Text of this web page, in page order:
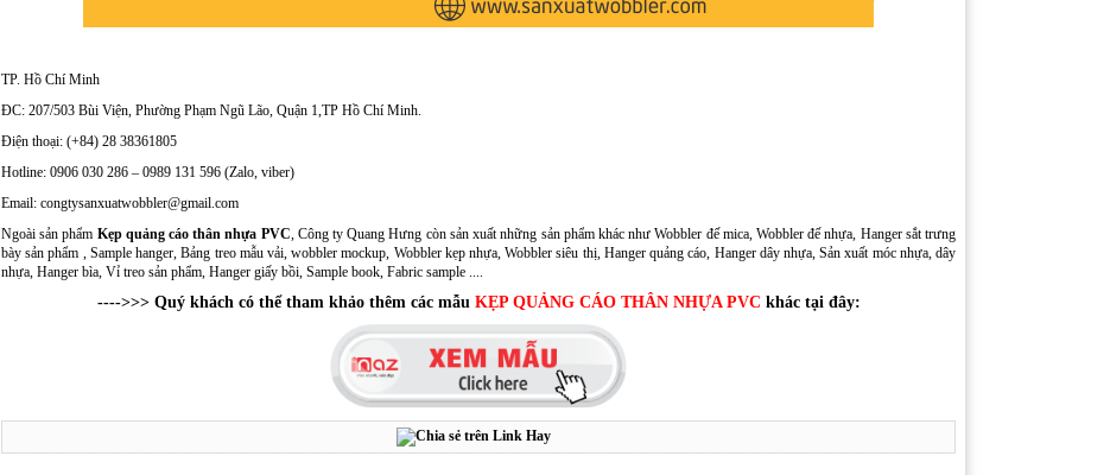
TP. Hồ Chí Minh
ĐC: 207/503 Bùi Viện, Phường Phạm Ngũ Lão, Quận 1,TP Hồ Chí Minh.
Điện thoại: (+84) 28 38361805
Hotline: 0906 030 286 – 0989 131 596 (Zalo, viber)
Email: congtysanxuatwobbler@gmail.com
Ngoài sản phẩm Kẹp quảng cáo thân nhựa PVC, Công ty Quang Hưng còn sản xuất những sản phẩm khác như Wobbler đế mica, Wobbler đế nhựa, Hanger sắt trưng
bày sản phẩm , Sample hanger, Bảng treo mẫu vải, wobbler mockup, Wobbler kẹp nhựa, Wobbler siêu thị, Hanger quảng cáo, Hanger dây nhựa, Sản xuất móc nhựa, dây
nhựa, Hanger bìa, Vỉ treo sản phẩm, Hanger giấy bồi, Sample book, Fabric sample ....
---->>> Quý khách có thể tham khảo thêm các mẫu KẸP QUẢNG CÁO THÂN NHỰA PVC khác tại đây: